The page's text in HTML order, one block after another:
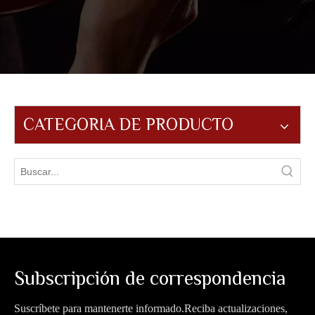
CATEGORIA DE PRODUCTO
Subscripción de correspondencia
Suscríbete para mantenerte informado.Reciba actualizaciones,